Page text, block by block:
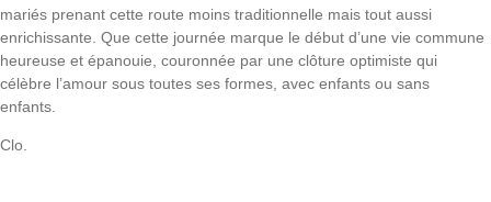
mariés prenant cette route moins traditionnelle mais tout aussi
enrichissante. Que cette journée marque le début d’une vie commune
heureuse et épanouie, couronnée par une clôture optimiste qui
célèbre l’amour sous toutes ses formes, avec enfants ou sans
enfants.
Clo.